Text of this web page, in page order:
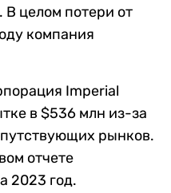
целом потери от
компания
Imperial
в $536 млн из-за
рынков.
отчете
2023 год.